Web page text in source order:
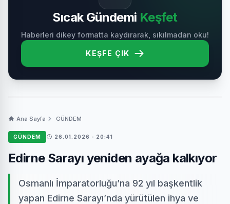
Sıcak Gündemi Keşfet
Haberleri dikey formatta kaydırarak, sıkılmadan oku!
KEŞFE ÇIK
Ana Sayfa GÜNDEM
GÜNDEM 26.01.2026 - 20:41
Edirne Sarayı yeniden ayağa kalkıyor
Osmanlı İmparatorluğu’na 92 yıl başkentlik
yapan Edirne Sarayı’nda yürütülen ihya ve